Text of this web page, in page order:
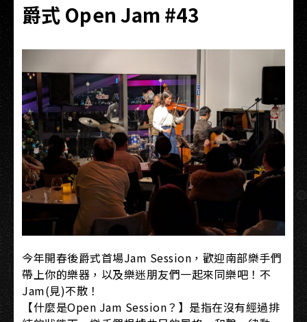
爵式 Open Jam #43
今年開春後爵式首場Jam Session，歡迎南部樂手們
帶上你的樂器，以及樂迷朋友們一起來同樂吧！不
Jam(見)不散！
【什麼是Open Jam Session？】是指在沒有經過排